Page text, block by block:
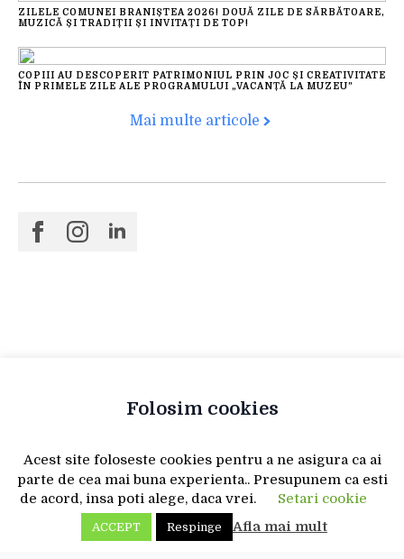
ZILELE COMUNEI BRANIȘTEA 2026! DOUĂ ZILE DE SĂRBĂTOARE,
MUZICĂ ȘI TRADIȚII ȘI INVITAȚI DE TOP!
COPIII AU DESCOPERIT PATRIMONIUL PRIN JOC ȘI CREATIVITATE
ÎN PRIMELE ZILE ALE PROGRAMULUI „VACANȚĂ LA MUZEU”
Mai multe articole
Folosim cookies
Acest site foloseste cookies pentru a ne asigura ca ai
parte de cea mai buna experienta.. Presupunem ca esti
de acord, insa poti alege, daca vrei.
Setari cookie
ACCEPT Respinge Afla mai mult